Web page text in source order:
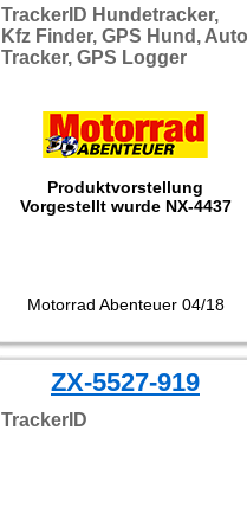
TrackerID Hundetracker,
Kfz Finder, GPS Hund, Auto
Tracker, GPS Logger
Produktvorstellung
Vorgestellt wurde NX-4437
Motorrad Abenteuer 04/18
ZX-5527-919
TrackerID